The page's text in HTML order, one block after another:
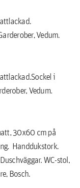
Vedum.
i
Vedum.
30x60 cm på
Handdukstork.
WC-stol,
Bosch.